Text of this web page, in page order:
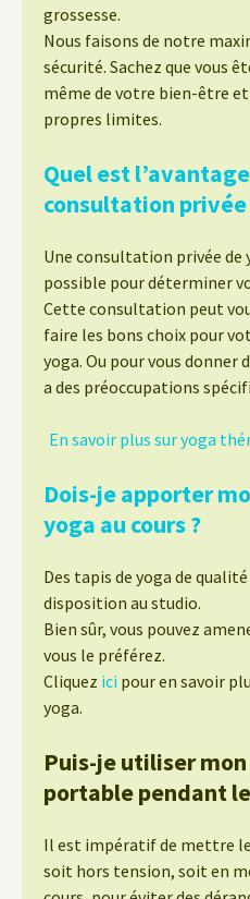
grossesse.
Nous faisons de notre
sécurité. Sachez que vous
même de votre bien-être
propres limites.
Quel est
consultation privée
Une consultation privée de
possible pour déterminer
Cette consultation peut
faire les bons choix pour
yoga. Ou pour vous donner
a des préoccupations
En savoir plus sur yoga
Dois-je apporter
yoga au cours ?
Des tapis de yoga de
disposition au studio.
Bien sûr, vous pouvez
vous le préférez.
Cliquez ici pour en savoir
yoga.
Puis-je utiliser
portable pendant
Il est impératif de mettre
soit hors tension, soit en